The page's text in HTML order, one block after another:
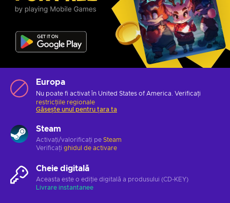
Europa
Nu poate fi activat în United States of America. Verificați
restricțiile regionale
Găsește unul pentru țara ta
Steam
Activați/valorificați pe Steam
Verificați ghidul de activare
Cheie digitală
Aceasta este o ediție digitală a produsului (CD-KEY)
Livrare instantanee